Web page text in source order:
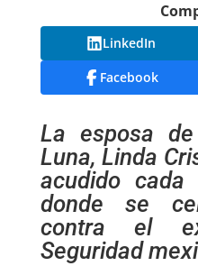
LinkedIn
Facebook
La esposa
Luna, Linda
acudido
donde se
contra el
Seguridad